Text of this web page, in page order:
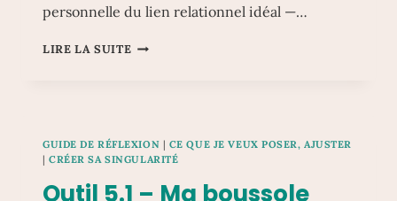
personnelle du lien relationnel idéal —…
LIRE LA SUITE OUTIL
LIEN
SOUHAITÉ
–
GUIDE DE RÉFLEXION | CE QUE JE VEUX POSER, AJUSTER
|CRÉER SA SINGULARITÉ
Outil 5.1 – Ma boussole